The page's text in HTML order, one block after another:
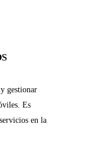
gestionar
Es
en la